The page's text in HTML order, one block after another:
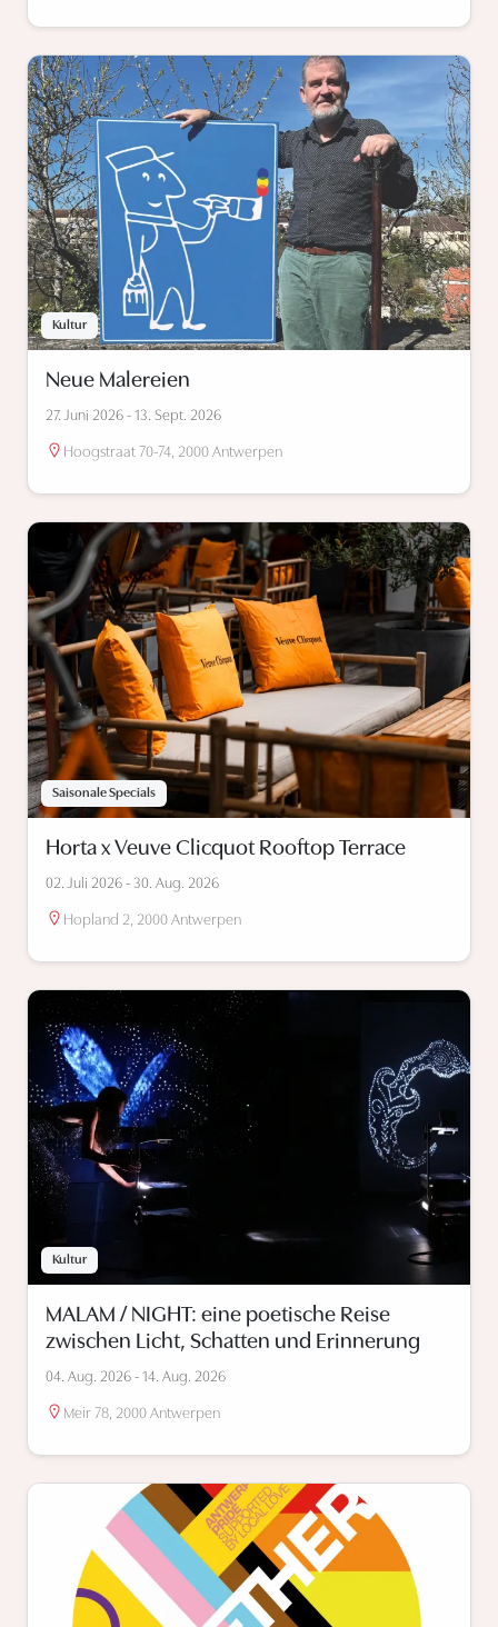
Kultur
Neue Malereien
27. Juni 2026 - 13. Sept. 2026
Hoogstraat 70-74, 2000 Antwerpen
Saisonale Specials
Horta x Veuve Clicquot Rooftop Terrace
02. Juli 2026 - 30. Aug. 2026
Hopland 2, 2000 Antwerpen
Kultur
MALAM / NIGHT: eine poetische Reise
zwischen Licht, Schatten und Erinnerung
04. Aug. 2026 - 14. Aug. 2026
Meir 78, 2000 Antwerpen